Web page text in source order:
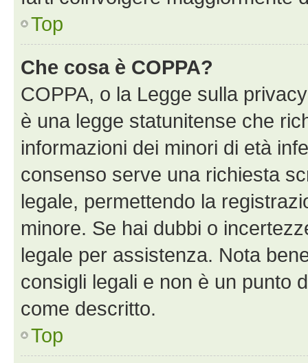
Top
Che cosa è COPPA?
COPPA, o la Legge sulla
è una legge statunitense che
informazioni dei minori di età
consenso serve una richiesta
legale, permettendo la
minore. Se hai dubbi o
legale per assistenza. Nota
consigli legali e non è un punto
come descritto.
Top